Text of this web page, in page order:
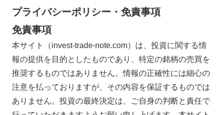
プライバシーポリシー・免責事項
免責事項
本サイト（invest-trade-note.com）は、投資に関する情
報の提供を目的としたものであり、特定の銘柄の売買を
推奨するものではありません。情報の正確性には細心の
注意を払っておりますが、その内容を保証するものでは
ありません。投資の最終決定は、ご自身の判断と責任で